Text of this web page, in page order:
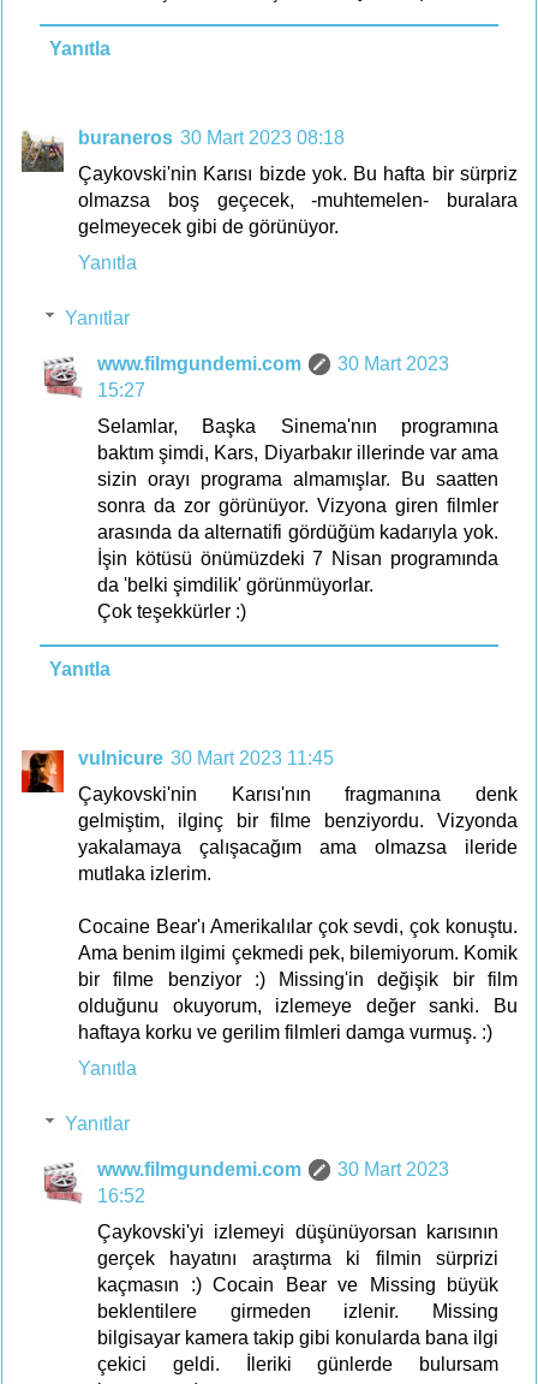
Yanıtla
buraneros 30 Mart 2023 08:18
Çaykovski'nin Karısı bizde yok. Bu hafta bir sürpriz
olmazsa boş geçecek, -muhtemelen- buralara
gelmeyecek gibi de görünüyor.
Yanıtla
Yanıtlar
www.filmgundemi.com
30 Mart 2023
15:27
Selamlar, Başka Sinema'nın programına
baktım şimdi, Kars, Diyarbakır illerinde var ama
sizin orayı programa almamışlar. Bu saatten
sonra da zor görünüyor. Vizyona giren filmler
arasında da alternatifi gördüğüm kadarıyla yok.
İşin kötüsü önümüzdeki 7 Nisan programında
da 'belki şimdilik' görünmüyorlar.
Çok teşekkürler :)
Yanıtla
vulnicure 30 Mart 2023 11:45
Çaykovski'nin Karısı'nın fragmanına denk
gelmiştim, ilginç bir filme benziyordu. Vizyonda
yakalamaya çalışacağım ama olmazsa ileride
mutlaka izlerim.
Cocaine Bear'ı Amerikalılar çok sevdi, çok konuştu.
Ama benim ilgimi çekmedi pek, bilemiyorum. Komik
bir filme benziyor :) Missing'in değişik bir film
olduğunu okuyorum, izlemeye değer sanki. Bu
haftaya korku ve gerilim filmleri damga vurmuş. :)
Yanıtla
Yanıtlar
www.filmgundemi.com
30 Mart 2023
16:52
Çaykovski'yi izlemeyi düşünüyorsan karısının
gerçek hayatını araştırma ki filmin sürprizi
kaçmasın :) Cocain Bear ve Missing büyük
beklentilere girmeden izlenir. Missing
bilgisayar kamera takip gibi konularda bana ilgi
çekici geldi. İleriki günlerde bulursam